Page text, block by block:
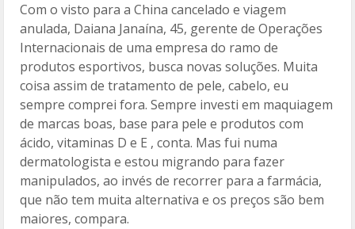
Com o visto para a China cancelado e viagem
anulada, Daiana Janaína, 45, gerente de Operações
Internacionais de uma empresa do ramo de
produtos esportivos, busca novas soluções. Muita
coisa assim de tratamento de pele, cabelo, eu
sempre comprei fora. Sempre investi em maquiagem
de marcas boas, base para pele e produtos com
ácido, vitaminas D e E , conta. Mas fui numa
dermatologista e estou migrando para fazer
manipulados, ao invés de recorrer para a farmácia,
que não tem muita alternativa e os preços são bem
maiores, compara.